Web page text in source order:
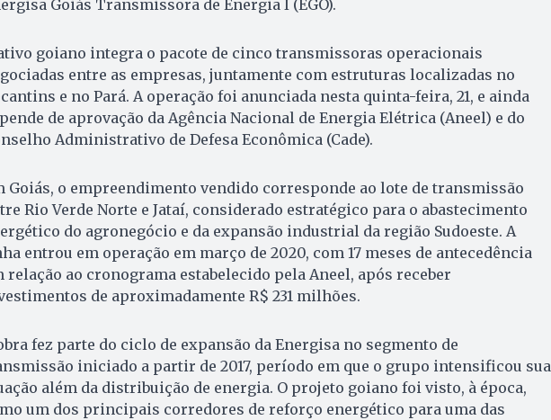
Goiás Transmissora de Energia I (EGO).
goiano integra o pacote de cinco transmissoras operacionais
entre as empresas, juntamente com estruturas localizadas no
e no Pará. A operação foi anunciada nesta quinta-feira, 21, e ainda
de aprovação da Agência Nacional de Energia Elétrica (Aneel) e do
Administrativo de Defesa Econômica (Cade).
Goiás, o empreendimento vendido corresponde ao lote de transmissão
Rio Verde Norte e Jataí, considerado estratégico para o abastecimento
do agronegócio e da expansão industrial da região Sudoeste. A
entrou em operação em março de 2020, com 17 meses de antecedência
relação ao cronograma estabelecido pela Aneel, após receber
de aproximadamente R$ 231 milhões.
fez parte do ciclo de expansão da Energisa no segmento de
iniciado a partir de 2017, período em que o grupo intensificou sua
além da distribuição de energia. O projeto goiano foi visto, à época,
um dos principais corredores de reforço energético para uma das